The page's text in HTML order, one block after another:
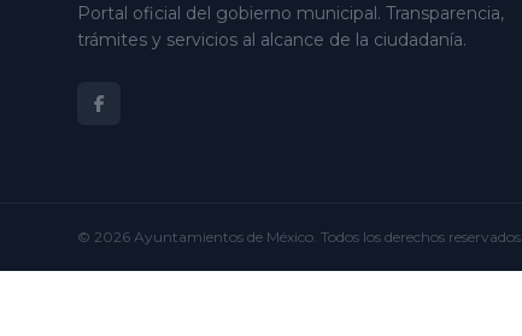
Portal oficial del gobierno municipal. Transparencia,
trámites y servicios al alcance de la ciudadanía.
© 2026 Ayuntamientos de México . Todos los derechos reservados.